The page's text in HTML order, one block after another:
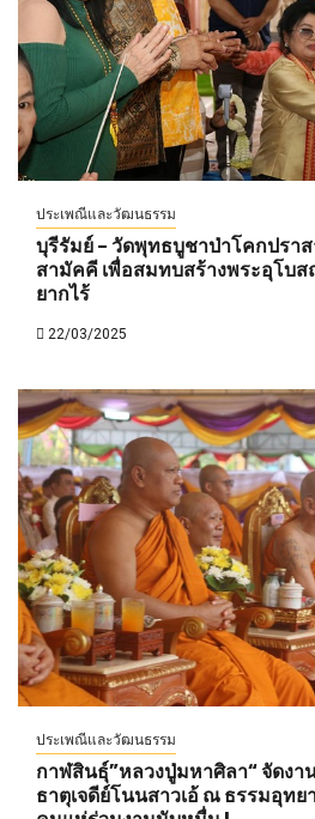
ประเพณีและวัฒนธรรม
บุรีรัมย์ – วัดพุทธบูชาป่าโคกปรา
สามัคคี เพื่อสมทบสร้างพระอุโบ
ยากไร้
22/03/2025
ประเพณีและวัฒนธรรม
กาฬสินธุ์”หลวงปู่มหาศิลา“ จัดงา
ธาตุเจดีย์โนนสาวเอ้ ณ ธรรมอุท